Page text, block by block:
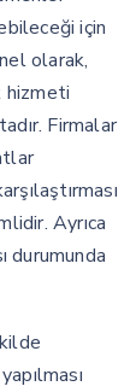
için
olarak,
hizmeti
Firmalar
Ayrıca
durumunda